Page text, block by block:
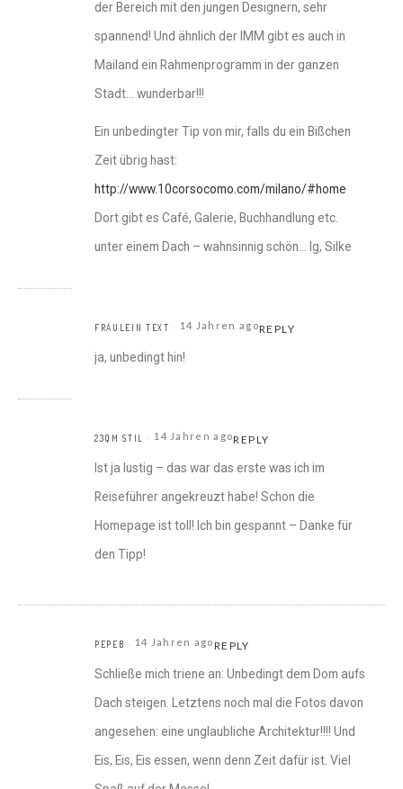
der Bereich mit den jungen Designern, sehr
spannend! Und ähnlich der IMM gibt es auch in
Mailand ein Rahmenprogramm in der ganzen
Stadt… wunderbar!!!
Ein unbedingter Tip von mir, falls du ein Bißchen
Zeit übrig hast:
http://www.10corsocomo.com/milano/#home
Dort gibt es Café, Galerie, Buchhandlung etc.
unter einem Dach – wahnsinnig schön… lg, Silke
FRÄULEIN TEXT 14 Jahren agoREPLY
ja, unbedingt hin!
23QM STIL 14 Jahren agoREPLY
Ist ja lustig – das war das erste was ich im
Reiseführer angekreuzt habe! Schon die
Homepage ist toll! Ich bin gespannt – Danke für
den Tipp!
PEPEB 14 Jahren agoREPLY
Schließe mich triene an: Unbedingt dem Dom aufs
Dach steigen. Letztens noch mal die Fotos davon
angesehen: eine unglaubliche Architektur!!!! Und
Eis, Eis, Eis essen, wenn denn Zeit dafür ist. Viel